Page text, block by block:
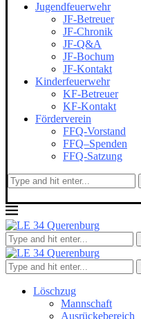
Jugendfeuerwehr
JF-Betreuer
JF-Chronik
JF-Q&A
JF-Bochum
JF-Kontakt
Kinderfeuerwehr
KF-Betreuer
KF-Kontakt
Förderverein
FFQ-Vorstand
FFQ–Spenden
FFQ-Satzung
Löschzug
Mannschaft
Ausrückebereich